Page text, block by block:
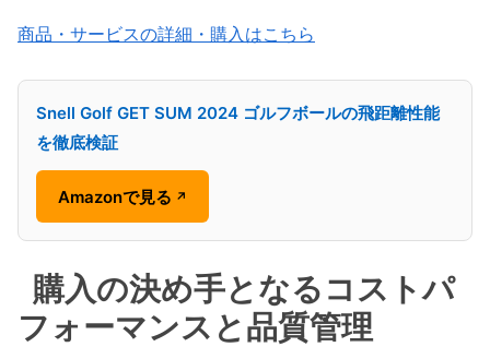
商品・サービスの詳細・購入はこちら
Snell Golf GET SUM 2024 ゴルフボールの飛距離性能
を徹底検証
Amazonで見る ↗
購入の決め手となるコストパ
フォーマンスと品質管理